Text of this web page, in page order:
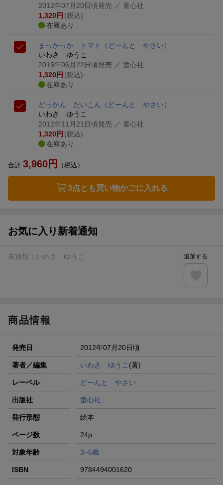
2012年07月20日頃発売 ／ 童心社
1,320円 (税込)
在庫あり
まっかっか トマト
（どーんと やさい）
いわさ ゆうこ
2015年06月22日頃発売 ／ 童心社
1,320円 (税込)
在庫あり
どっかん だいこん （どーんと やさい）
いわさ ゆうこ
2012年11月21日頃発売 ／ 童心社
1,320円 (税込)
在庫あり
合計 3,960円 （税込）
3点とも買い物かごに入れる
お気に入り新着通知
未追加： いわさ ゆうこ 追加する
商品情報
発売日 2012年07月20日頃
著者／編集 いわさ ゆうこ (著)
レーベル どーんと やさい
出版社 童心社
発行形態 絵本
ページ数 24p
対象年齢 3~5歳
ISBN 9784494001620